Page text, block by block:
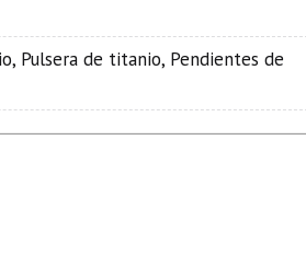
Pulsera de titanio, Pendientes de